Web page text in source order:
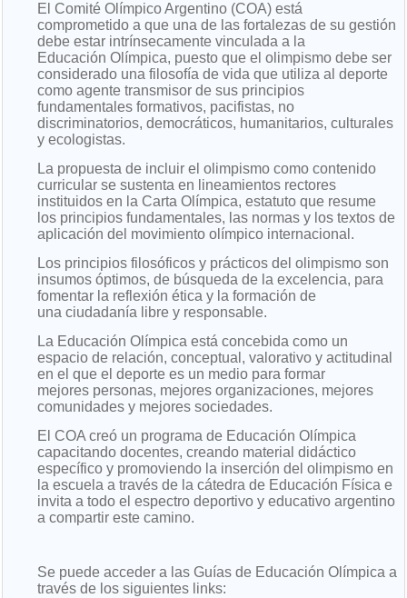
El Comité Olímpico Argentino (COA) está
comprometido a que una de las fortalezas de su gestión
debe estar intrínsecamente vinculada a la
Educación Olímpica, puesto que el olimpismo debe ser
considerado una filosofía de vida que utiliza al deporte
como agente transmisor de sus principios
fundamentales formativos, pacifistas, no
discriminatorios, democráticos, humanitarios, culturales
y ecologistas.
La propuesta de incluir el olimpismo como contenido
curricular se sustenta en lineamientos rectores
instituidos en la Carta Olímpica, estatuto que resume
los principios fundamentales, las normas y los textos de
aplicación del movimiento olímpico internacional.
Los principios filosóficos y prácticos del olimpismo son
insumos óptimos, de búsqueda de la excelencia, para
fomentar la reflexión ética y la formación de
una ciudadanía libre y responsable.
La Educación Olímpica está concebida como un
espacio de relación, conceptual, valorativo y actitudinal
en el que el deporte es un medio para formar
mejores personas, mejores organizaciones, mejores
comunidades y mejores sociedades.
El COA creó un programa de Educación Olímpica
capacitando docentes, creando material didáctico
específico y promoviendo la inserción del olimpismo en
la escuela a través de la cátedra de Educación Física e
invita a todo el espectro deportivo y educativo argentino
a compartir este camino.
Se puede acceder a las Guías de Educación Olímpica a
través de los siguientes links: